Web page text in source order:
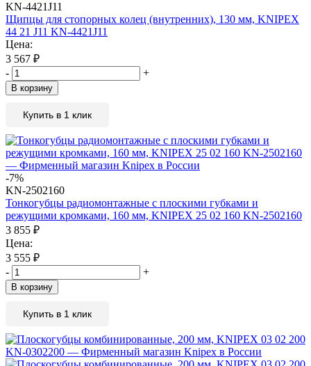
KN-4421J11
Щипцы для стопорных колец (внутренних), 130 мм, KNIPEX
44 21 J11 KN-4421J11
Цена:
3 567 ₽
-
+
В корзину
Купить в 1 клик
-7%
KN-2502160
Тонкогубцы радиомонтажные с плоскими губками и
режущими кромками, 160 мм, KNIPEX 25 02 160 KN-2502160
3 855 ₽
Цена:
3 555 ₽
-
+
В корзину
Купить в 1 клик